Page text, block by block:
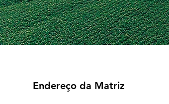
Endereço da Matriz